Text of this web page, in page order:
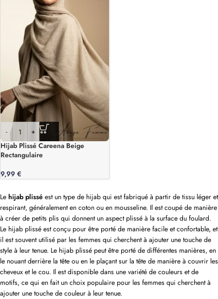
-
+
Hijab Plissé Careena Beige
Rectangulaire
9,99 €
Le hijab plissé est un type de hijab qui est fabriqué à partir de tissu léger et
respirant, généralement en coton ou en mousseline. Il est coupé de manière
à créer de petits plis qui donnent un aspect plissé à la surface du foulard.
Le hijab plissé est conçu pour être porté de manière facile et confortable, et
il est souvent utilisé par les femmes qui cherchent à ajouter une touche de
style à leur tenue. Le hijab plissé peut être porté de différentes manières, en
le nouant derrière la tête ou en le plaçant sur la tête de manière à couvrir les
cheveux et le cou. Il est disponible dans une variété de couleurs et de
motifs, ce qui en fait un choix populaire pour les femmes qui cherchent à
ajouter une touche de couleur à leur tenue.